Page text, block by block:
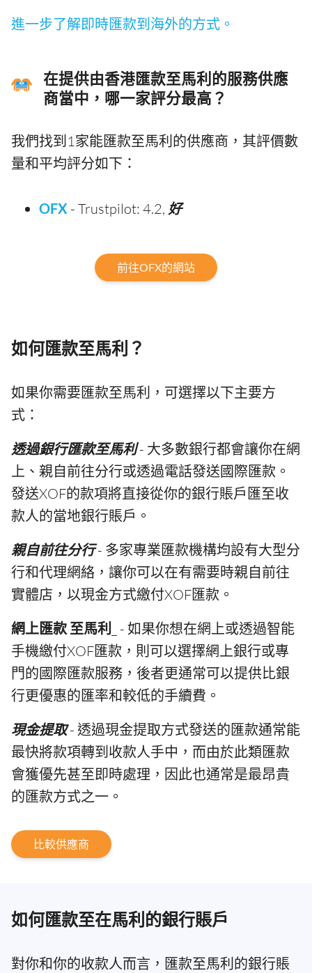
進一步了解即時匯款到海外的方式。
在提供由香港匯款至馬利的服務供應
商當中，哪一家評分最高？
我們找到1家能匯款至馬利的供應商，其評價數
量和平均評分如下：
OFX - Trustpilot: 4.2, 好
前往OFX的網站
如何匯款至馬利？
如果你需要匯款至馬利，可選擇以下主要方
式：
透過銀行匯款至馬利- 大多數銀行都會讓你在網
上、親自前往分行或透過電話發送國際匯款。
發送XOF的款項將直接從你的銀行賬戶匯至收
款人的當地銀行賬戶。
親自前往分行- 多家專業匯款機構均設有大型分
行和代理網絡，讓你可以在有需要時親自前往
實體店，以現金方式繳付XOF匯款。
網上匯款 至馬利
_ - 如果你想在網上或透過智能
手機繳付XOF匯款，則可以選擇網上銀行或專
門的國際匯款服務，後者更通常可以提供比銀
行更優惠的匯率和較低的手續費。
現金提取- 透過現金提取方式發送的匯款通常能
最快將款項轉到收款人手中，而由於此類匯款
會獲優先甚至即時處理，因此也通常是最昂貴
的匯款方式之一。
比較供應商
如何匯款至在馬利的銀行賬戶
對你和你的收款人而言，匯款至馬利的銀行賬